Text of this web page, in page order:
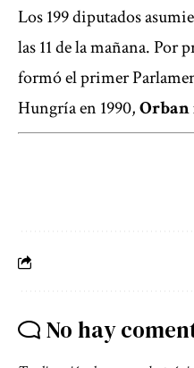
Los 199 diputados
las 11 de la mañana. Por
formó el primer
Hungría en 1990,Orban
No hay